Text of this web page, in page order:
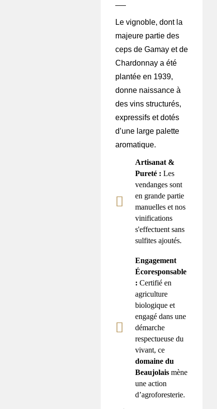
Le vignoble, dont la
majeure partie des
ceps de Gamay et de
Chardonnay a été
plantée en 1939,
donne naissance à
des vins structurés,
expressifs et dotés
d’une large palette
aromatique.
Artisanat &
Pureté : Les
vendanges sont
en grande partie
manuelles et nos
vinifications
s'effectuent sans
sulfites ajoutés.
Engagement
Écoresponsable
: Certifié en
agriculture
biologique et
engagé dans une
démarche
respectueuse du
vivant, ce
domaine du
Beaujolais mène
une action
d’agroforesterie.